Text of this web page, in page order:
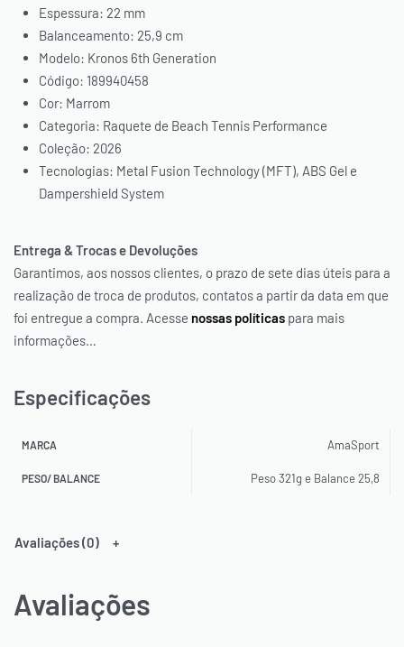
Espessura: 22 mm
Balanceamento: 25,9 cm
Modelo: Kronos 6th Generation
Código: 189940458
Cor: Marrom
Categoria: Raquete de Beach Tennis Performance
Coleção: 2026
Tecnologias: Metal Fusion Technology (MFT), ABS Gel e
Dampershield System
Entrega & Trocas e Devoluções
Garantimos, aos nossos clientes, o prazo de sete dias úteis para a
realização de troca de produtos, contatos a partir da data em que
foi entregue a compra. Acesse nossas políticas para mais
informações…
Especificações
MARCA AmaSport
PESO/ BALANCE Peso 321g e Balance 25,8
Avaliações (0)
Avaliações